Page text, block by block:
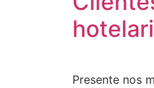
Presente nos